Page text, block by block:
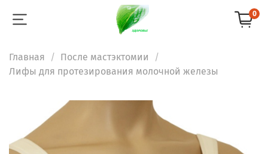
0
Главная
После мастэктомии
Лифы для протезирования молочной железы